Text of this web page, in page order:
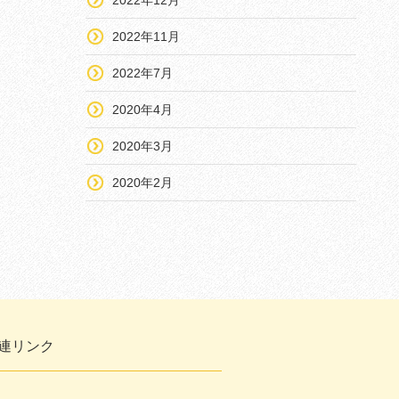
2022年11月
2022年7月
2020年4月
2020年3月
2020年2月
リンク